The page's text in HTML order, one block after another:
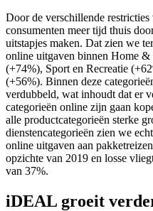
Door de verschillende
consumenten meer tijd thuis
uitstapjes maken. Dat zien we
online uitgaven binnen Home
(+74%), Sport en Recreatie
(+56%). Binnen deze
verdubbeld, wat inhoudt dat er
categorieën online zijn gaan
alle productcategorieën sterke
dienstencategorieën zien we
online uitgaven aan
opzichte van 2019 en losse
van 37%.
iDEAL groeit